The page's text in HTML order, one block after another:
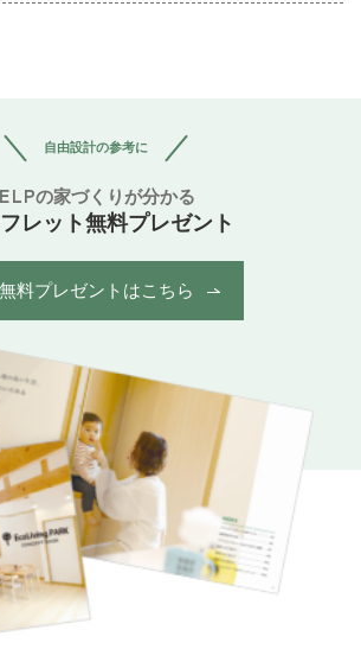
自由設計の参考に
ELPの家づくりが分かる
レット無料プレゼント
無料プレゼントはこちら